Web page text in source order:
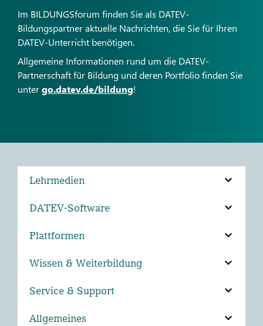
Im BILDUNGSforum finden Sie als DATEV-
Bildungspartner aktuelle Nachrichten, die Sie für Ihren
DATEV-Unterricht benötigen.
Allgemeine Informationen rund um die DATEV-
Partnerschaft für Bildung und deren Portfolio finden Sie
untergo.datev.de/bildung!
Lehrmedien
DATEV-Software
Plattformen
Wissen & Weiterbildung
Service & Support
Allgemeines